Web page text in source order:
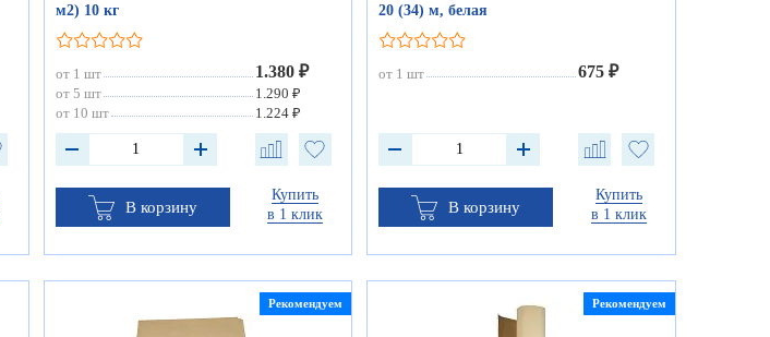
м2) 10 кг
от 1 шт 1.380 ₽
от 5 шт
1.290 ₽
от 10 шт
1.224 ₽
В корзину
Купить
в 1 клик
20 (34) м, белая
от 1 шт 675 ₽
В корзину
Купить
в 1 клик
Рекомендуем Рекомендуем